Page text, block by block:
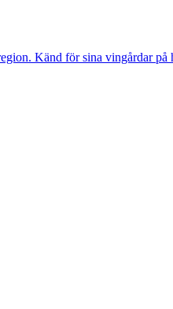
Känd för sina vingårdar